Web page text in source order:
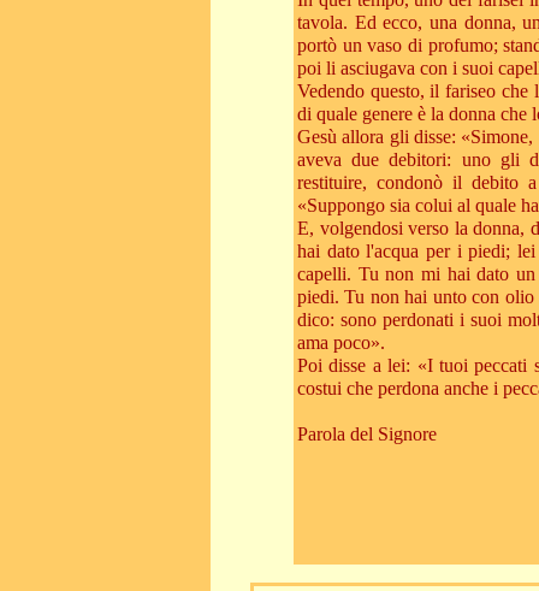
tavola. Ed ecco, una donna,
portò un vaso di profumo;
poi li asciugava con i suoi
Vedendo questo, il fariseo che
di quale genere è la donna che
Gesù allora gli disse:
aveva due debitori: uno gli
restituire, condonò il debito
«Suppongo sia colui al quale
E, volgendosi verso la donna,
hai dato l'acqua per i piedi;
capelli. Tu non mi hai dato
piedi. Tu non hai unto con
dico: sono perdonati i suoi
ama poco».
Poi disse a lei: «I tuoi peccati
costui che perdona anche i
Parola del Signore